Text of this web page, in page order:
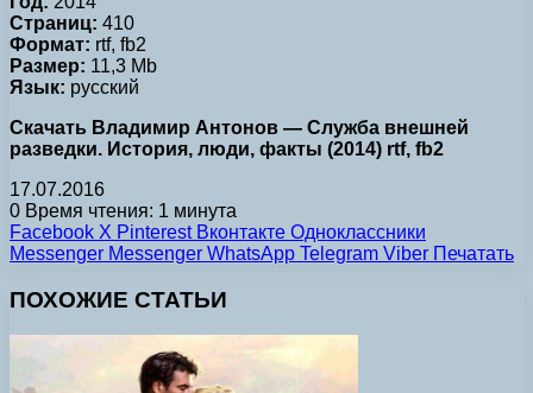
Страниц: 410
Формат: rtf, fb2
Размер: 11,3 Mb
Язык: русский
Скачать Владимир Антонов — Служба внешней
разведки. История, люди, факты (2014) rtf, fb2
17.07.2016
0 Время чтения: 1 минута
Facebook X Pinterest Вконтакте Одноклассники
Messenger Messenger WhatsApp Telegram Viber Печатать
ПОХОЖИЕ СТАТЬИ